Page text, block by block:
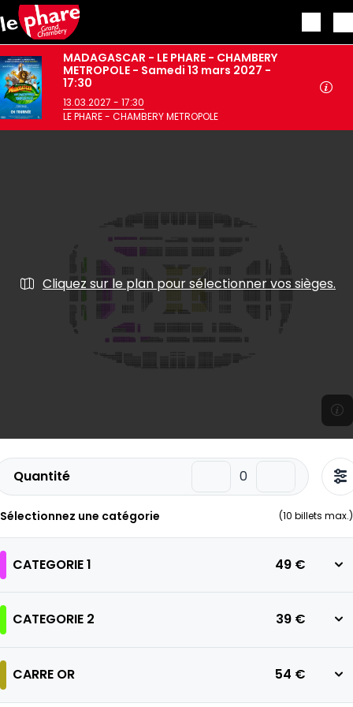
Aller au contenu principal
MADAGASCAR - LE PHARE - CHAMBERY
METROPOLE - Samedi 13 mars 2027 -
17:30
13.03.2027 - 17:30
LE PHARE - CHAMBERY METROPOLE
Cliquez sur le plan pour sélectionner vos sièges.
Quantité
Sélectionnez une catégorie (10 billets max.)
CATEGORIE 1 49 €
CATEGORIE 2 39 €
CARRE OR 54 €